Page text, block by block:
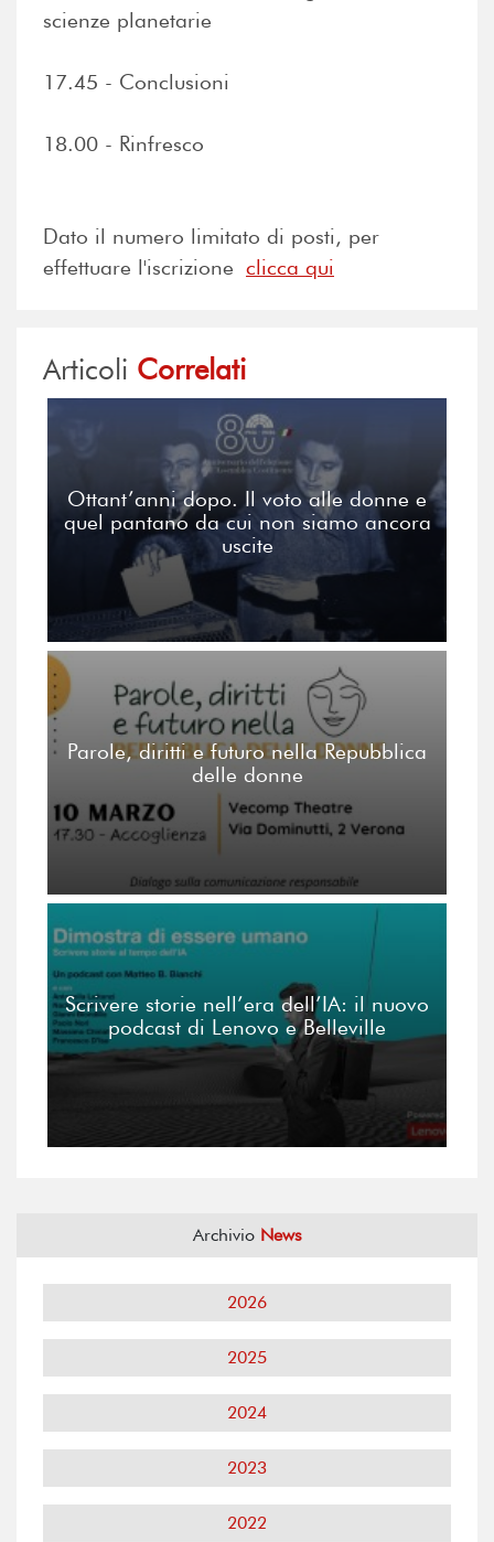
scienze planetarie
17.45 - Conclusioni
18.00 - Rinfresco
Dato il numero limitato di posti, per
effettuare l'iscrizione clicca qui
Articoli Correlati
Ottant’anni dopo. Il voto alle donne e
quel pantano da cui non siamo ancora
uscite
Parole, diritti e futuro nella Repubblica
delle donne
Scrivere storie nell’era dell’IA: il nuovo
podcast di Lenovo e Belleville
Archivio News
2026
2025
2024
2023
2022